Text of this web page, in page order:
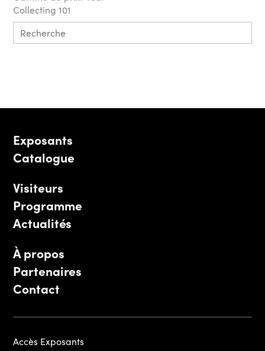
Collecting 101
Exposants
Catalogue
Visiteurs
Programme
Actualités
À propos
Partenaires
Contact
Accès Exposants